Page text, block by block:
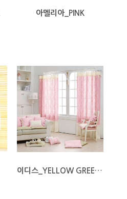
아멜리아_PINK
이디스_YELLOW GREEN,L/PINK